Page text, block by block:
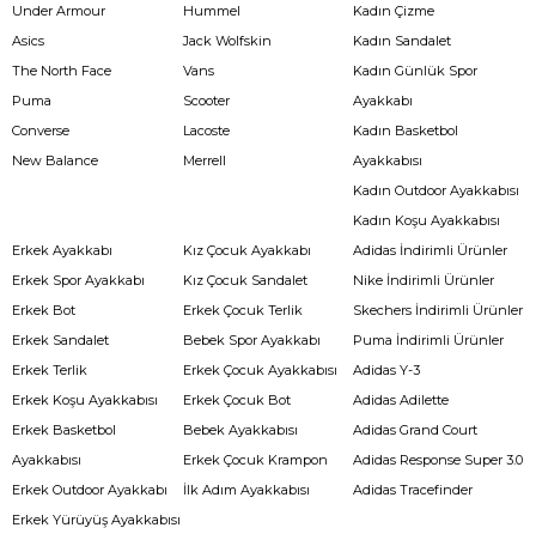
Under Armour
Asics
The North Face
Puma
Converse
New Balance
Hummel
Jack Wolfskin
Vans
Scooter
Lacoste
Merrell
Kadın Çizme
Kadın Sandalet
Kadın Günlük Spor
Ayakkabı
Kadın Basketbol
Ayakkabısı
Kadın Outdoor Ayakkabısı
Kadın Koşu Ayakkabısı
Erkek Ayakkabı
Erkek Spor Ayakkabı
Erkek Bot
Erkek Sandalet
Erkek Terlik
Erkek Koşu Ayakkabısı
Erkek Basketbol
Ayakkabısı
Erkek Outdoor Ayakkabı
Erkek Yürüyüş Ayakkabısı
Kız Çocuk Ayakkabı
Kız Çocuk Sandalet
Erkek Çocuk Terlik
Bebek Spor Ayakkabı
Erkek Çocuk Ayakkabısı
Erkek Çocuk Bot
Bebek Ayakkabısı
Erkek Çocuk Krampon
İlk Adım Ayakkabısı
Adidas İndirimli Ürünler
Nike İndirimli Ürünler
Skechers İndirimli Ürünler
Puma İndirimli Ürünler
Adidas Y-3
Adidas Adilette
Adidas Grand Court
Adidas Response Super 3.0
Adidas Tracefinder